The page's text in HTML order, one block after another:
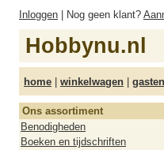
Inloggen | Nog geen klant?
Hobbynu.nl
home | winkelwagen |
Ons assortiment
Benodigheden
Boeken en tijdschriften